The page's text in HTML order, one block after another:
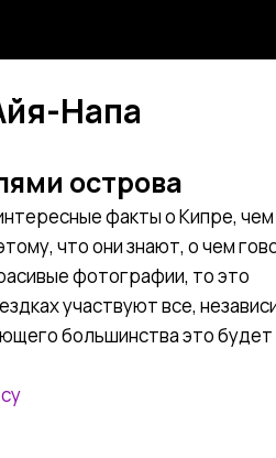
Напа
острова
факты о Кипре, чем
что они знают, о чем
фотографии, то это
участвуют все,
большинства это